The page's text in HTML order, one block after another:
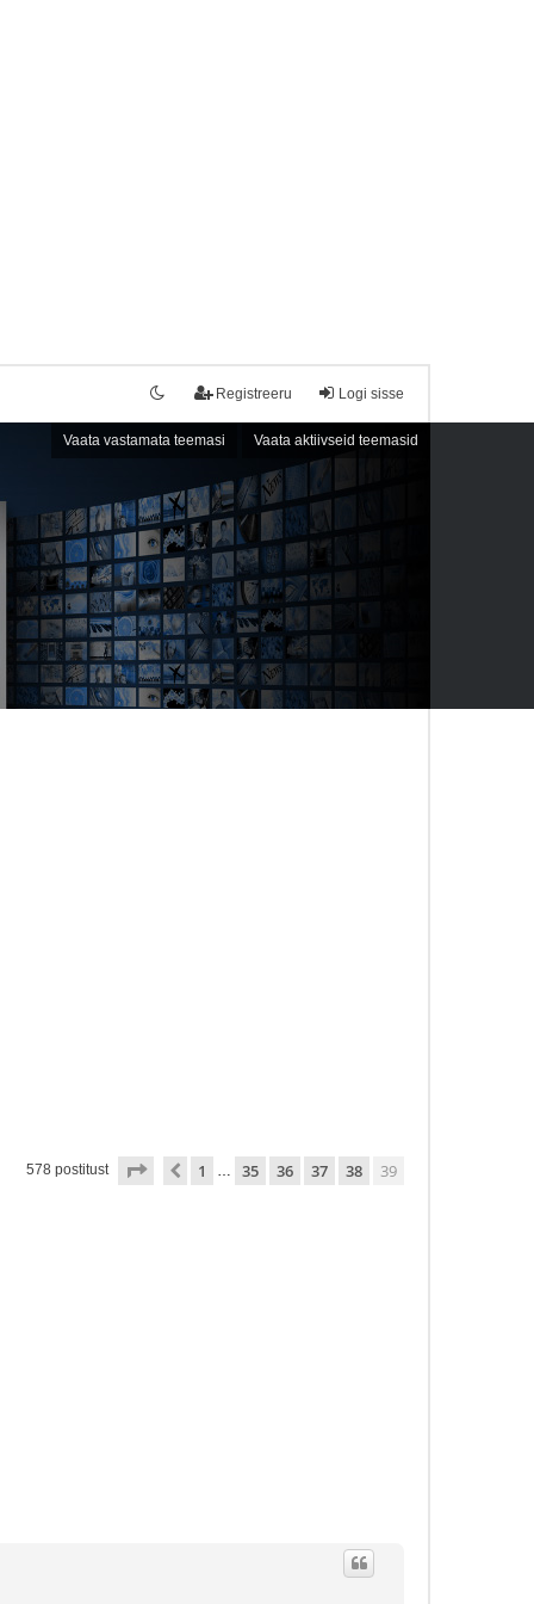
Logi sisse
Registreeru
Vaata vastamata teemasi Vaata aktiivseid teemasid
578 postitust . leht 39-st
Eelmine
1 … 35 36 37 38 39